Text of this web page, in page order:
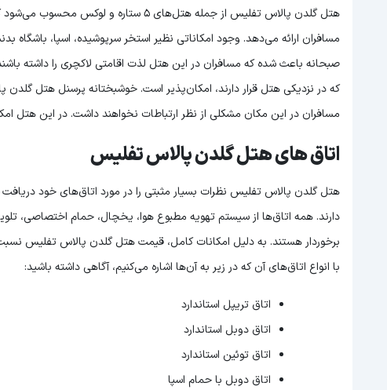
هتل گلدن پالاس تفلیس از جمله هتل‌های 5
مسافران ارائه می‌دهد. وجود امکاناتی نظیر استخر سرپوشیده، اسپا، باشگاه
صبحانه باعث شده که مسافران در این هتل لذت اقامتی لاکچری را داشته
که در نزدیکی هتل قرار دارند، امکان‌پذیر است. خوشبختانه پرسنل هتل
مسافران در این مکان مشکلی از نظر ارتباطات نخواهند داشت. در این هتل
اتاق های هتل گلدن پالاس تفلیس
هتل گلدن پالاس تفلیس نظرات بسیار مثبتی را در مورد اتاق‌‌های خود
دارند. همه اتاق‌ها از سیستم تهویه مطبوع هوا، یخچال، حمام اختصاصی،
برخوردار هستند. به دلیل امکانات کامل، قیمت هتل گلدن پالاس تفلیس
با انواع اتاق‌های آن که در زیر به آن‌ها اشاره می‌کنیم، آگاهی داشته باشید:
اتاق تریپل استاندارد
اتاق دوبل استاندارد
اتاق توئين استاندارد
اتاق دوبل با حمام اسپا